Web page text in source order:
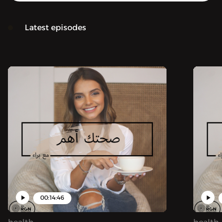
Latest episodes
00:14:46